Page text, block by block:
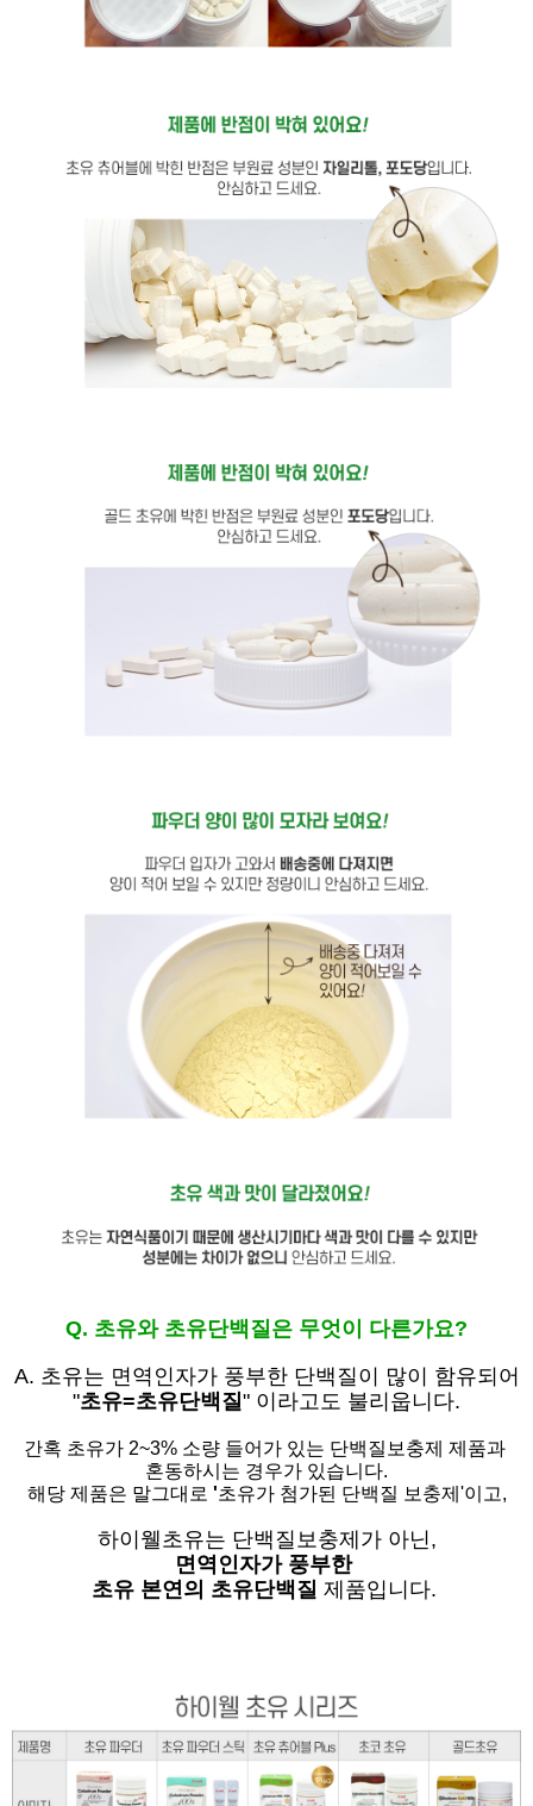
Q. 초유와 초유단백질은 무엇이 다른가요?
A. 초유는 면역인자가 풍부한 단백질이 많이 함유되어
"초유=초유단백질 " 이라고도 불리웁니다.
간혹 초유가 2~3% 소량 들어가 있는 단백질보충제 제품과
혼동하시는 경우가 있습니다.
해당 제품은 말그대로 '초유가 첨가된 단백질 보충제'이고,
하이웰초유는 단백질보충제가 아닌,
면역인자가 풍부한
초유 본연의 초유단백질 제품입니다.